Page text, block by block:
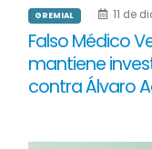
GREMIAL 11 de
Falso Médico
mantiene
contra Álvaro